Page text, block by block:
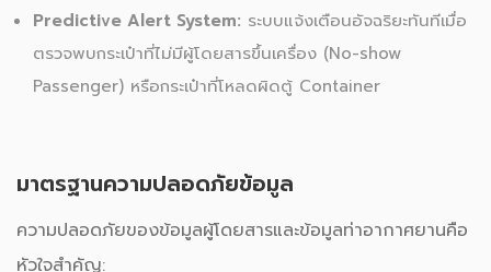
Predictive Alert System: ระบบแจ้งเตือนอัจฉริยะทันทีเมื่อ
ตรวจพบกระเป๋าที่ไม่มีผู้โดยสารขึ้นเครื่อง (No-show
Passenger) หรือกระเป๋าที่โหลดผิดตู้ Container
มาตรฐานความปลอดภัยข้อมูล
ความปลอดภัยของข้อมูลผู้โดยสารและข้อมูลท่าอากาศยานคือ
หัวใจสำคัญ: